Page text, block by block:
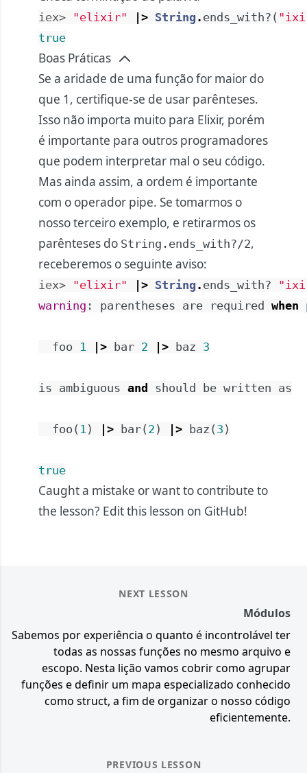
iex> "elixir" |> String . ends_with? (
true
Boas Práticas
Se a aridade de uma função for maior do
que 1, certifique-se de usar parênteses.
Isso não importa muito para Elixir, porém
é importante para outros programadores
que podem interpretar mal o seu código.
Mas ainda assim, a ordem é importante
com o operador pipe. Se tomarmos o
nosso terceiro exemplo, e retirarmos os
parênteses do String.ends_with?/2,
receberemos o seguinte aviso:
iex> "elixir" |> String . ends_with?
warning : parentheses are required when
foo 1 |> bar 2 |> baz 3
is ambiguous and should be written as
foo ( 1 ) |> bar( 2 ) |> baz ( 3 )
true
Caught a mistake or want to contribute to
the lesson? Edit this lesson on GitHub!
PREVIOUS LESSON
NEXT LESSON
Módulos
Sabemos por experiência o quanto é incontrolável ter
todas as nossas funções no mesmo arquivo e
escopo. Nesta lição vamos cobrir como agrupar
funções e definir um mapa especializado conhecido
como struct, a fim de organizar o nosso código
eficientemente.